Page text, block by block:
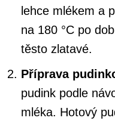
lehce mlékem a
na 180 °C po
těsto zlatavé.
Příprava
pudink podle
mléka. Hotový